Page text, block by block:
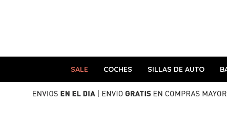
SALE COCHES SILLAS DE AUTO